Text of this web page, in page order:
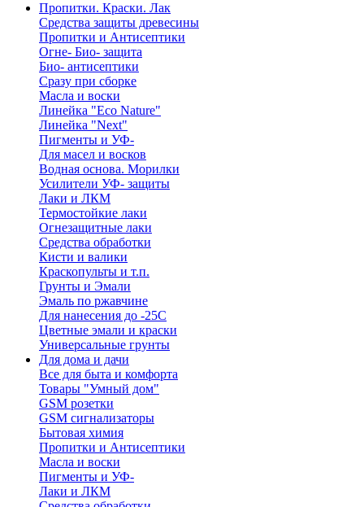
Пропитки. Краски. Лак
Средства защиты древесины
Пропитки и Антисептики
Огне- Био- защита
Био- антисептики
Сразу при сборке
Масла и воски
Линейка "Eco Nature"
Линейка "Next"
Пигменты и УФ-
Для масел и восков
Водная основа. Морилки
Усилители УФ- защиты
Лаки и ЛКМ
Термостойкие лаки
Огнезащитные лаки
Средства обработки
Кисти и валики
Краскопульты и т.п.
Грунты и Эмали
Эмаль по ржавчине
Для нанесения до -25С
Цветные эмали и краски
Универсальные грунты
Для дома и дачи
Все для быта и комфорта
Товары "Умный дом"
GSM розетки
GSM сигнализаторы
Бытовая химия
Пропитки и Антисептики
Масла и воски
Пигменты и УФ-
Лаки и ЛКМ